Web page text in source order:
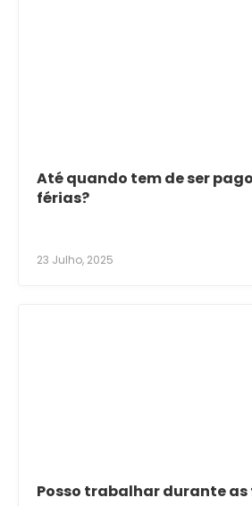
Até quando tem de ser
férias?
23 Julho, 2025
Posso trabalhar durante as